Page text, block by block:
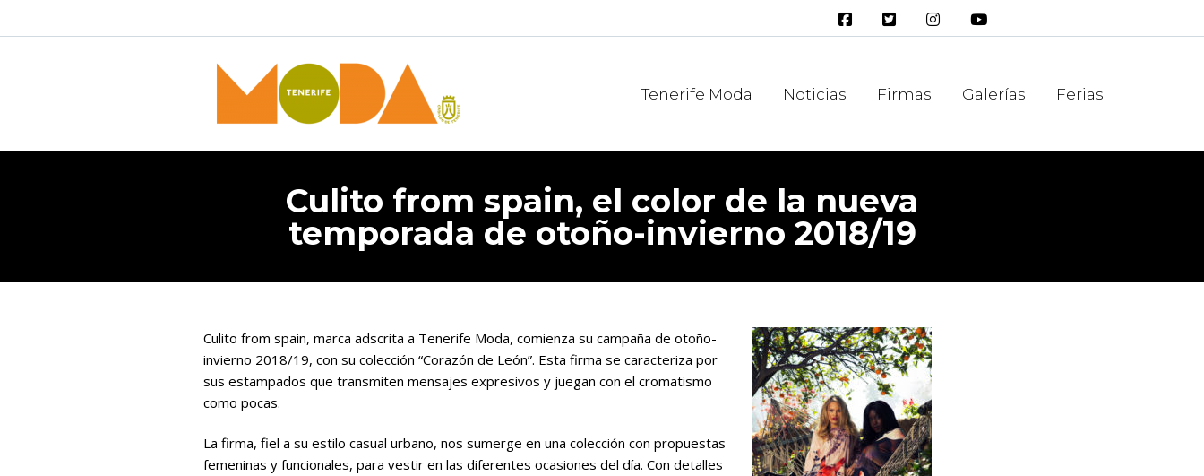
Tenerife Moda Noticias Firmas Galerías Ferias
Culito from spain, el color de la nueva
temporada de otoño-invierno 2018/19
Culito from spain, marca adscrita a Tenerife Moda, comienza su campaña de otoño-
invierno 2018/19, con su colección “Corazón de León”. Esta firma se caracteriza por
sus estampados que transmiten mensajes expresivos y juegan con el cromatismo
como pocas.
La firma, fiel a su estilo casual urbano, nos sumerge en una colección con propuestas
femeninas y funcionales, para vestir en las diferentes ocasiones del día. Con detalles